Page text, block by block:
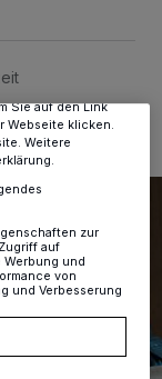
Sie. Sie können
zu
Sie auf den Link
Webseite klicken.
Weitere
zur
auf
Werbung und
von
und Verbesserung